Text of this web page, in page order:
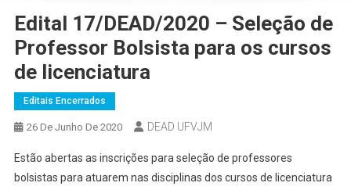
Edital 17/DEAD/2020 – Seleção de
Professor Bolsista para os cursos
de licenciatura
Editais Encerrados
26 De Junho De 2020 DEAD UFVJM
Estão abertas as inscrições para seleção de professores
bolsistas para atuarem nas disciplinas dos cursos de licenciatura